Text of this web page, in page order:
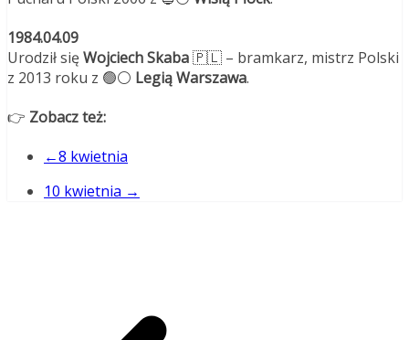
1984.04.09
Urodził sięWojciech Skaba🇵🇱 – bramkarz, mistrz Polski
z 2013 roku z 🟢⚪ Legią Warszawa.
👉 Zobacz też:
←8 kwietnia
10 kwietnia →